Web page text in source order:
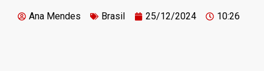
Ana Mendes Brasil 25/12/2024 10:26